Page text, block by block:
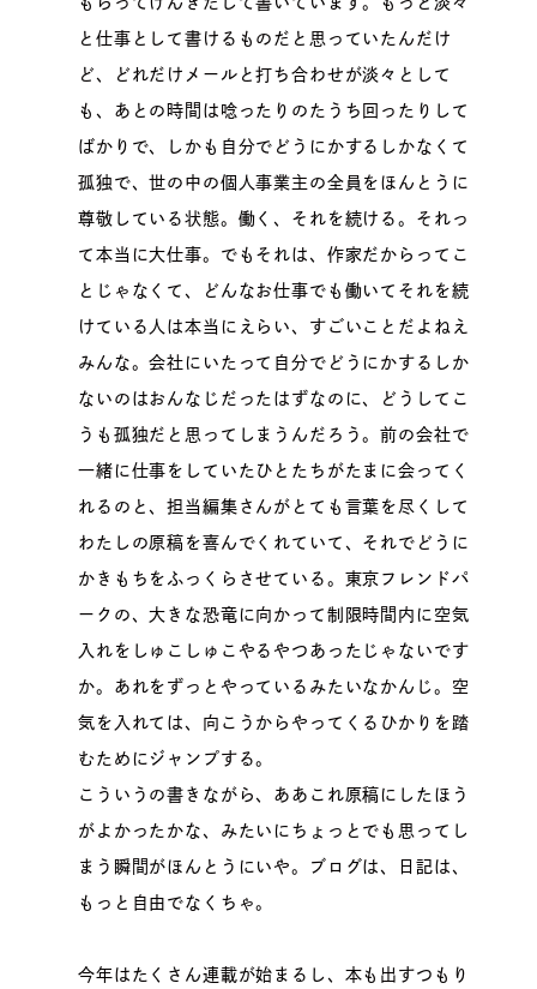
と仕事として書けるものだと思っていたんだけ
ど、どれだけメールと打ち合わせが淡々として
も、あとの時間は唸ったりのたうち回ったりして
ばかりで、しかも自分でどうにかするしかなくて
孤独で、世の中の個人事業主の全員をほんとうに
尊敬している状態。働く、それを続ける。それっ
て本当に大仕事。でもそれは、作家だからってこ
とじゃなくて、どんなお仕事でも働いてそれを続
けている人は本当にえらい、すごいことだよねえ
みんな。会社にいたって自分でどうにかするしか
ないのはおんなじだったはずなのに、どうしてこ
うも孤独だと思ってしまうんだろう。前の会社で
一緒に仕事をしていたひとたちがたまに会ってく
れるのと、担当編集さんがとても言葉を尽くして
わたしの原稿を喜んでくれていて、それでどうに
かきもちをふっくらさせている。東京フレンドパ
ークの、大きな恐竜に向かって制限時間内に空気
入れをしゅこしゅこやるやつあったじゃないです
か。あれをずっとやっているみたいなかんじ。空
気を入れては、向こうからやってくるひかりを踏
むためにジャンプする。
こういうの書きながら、ああこれ原稿にしたほう
がよかったかな、みたいにちょっとでも思ってし
まう瞬間がほんとうにいや。ブログは、日記は、
もっと自由でなくちゃ。
今年はたくさん連載が始まるし、本も出すつもり